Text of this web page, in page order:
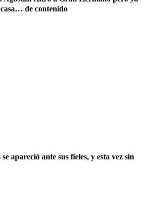
de contenido
se apareció ante sus fieles, y esta vez sin